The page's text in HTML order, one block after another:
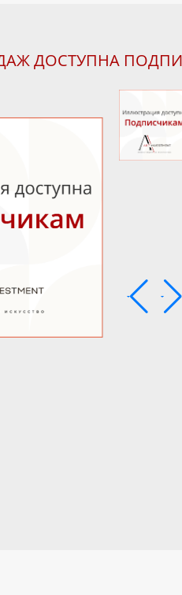
ДОСТУПНА